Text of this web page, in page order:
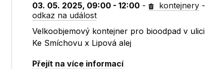
03. 05. 2025, 09:00 - 12:00 - kontejnery -
odkaz na událost
Velkoobjemový kontejner pro bioodpad v ulici
Ke Smíchovu x Lipová alej
Přejít na více informací